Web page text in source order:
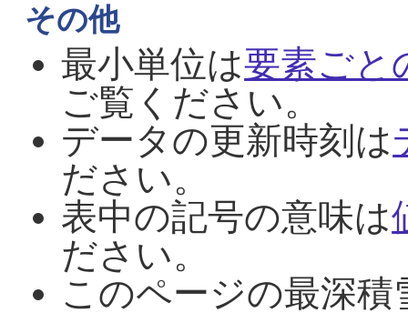
その他
最小単位は要素ごと
ご覧ください。
データの更新時刻は
ださい。
表中の記号の意味は
ださい。
このページの最深